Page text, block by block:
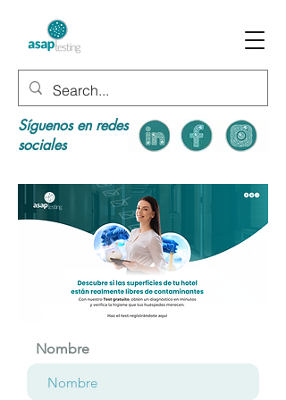
Síguenos en redes
sociales
Nombre